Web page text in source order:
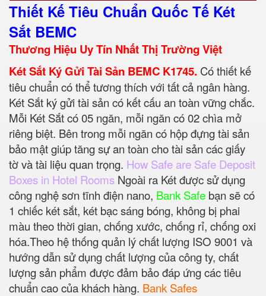
Thiết Kế Tiêu Chuẩn Quốc Tế Két
Sắt BEMC
Thương Hiệu Uy Tín Nhất Thị Trường Việt
Két Sắt Ký Gửi Tài Sản BEMC K1745. Có thiết kế
tiêu chuẩn có thể tương thích với tất cả ngân hàng.
Két Sắt ký gửi tài sản có kết cấu an toàn vững chắc.
Mỗi Két Sắt có 05 ngăn, mỗi ngăn có 02 chìa mở
riêng biệt. Bên trong mỗi ngăn có hộp đựng tài sản
bảo mật giúp tăng sự an toàn cho tài sản các giấy
tờ và tài liệu quan trọng. How Safe are Safe Deposit
Boxes in Hotel Rooms Ngoài ra Két được sử dụng
công nghệ sơn tĩnh điện nano, Bank Safe bạn sẽ có
1 chiếc két sắt, két bạc sáng bóng, không bị phai
màu theo thời gian, chống xước, chống rỉ, chống oxi
hóa.Theo hệ thống quản lý chất lượng ISO 9001 và
hướng dẫn sử dụng chất lượng của công ty, chất
lượng sản phẩm được đảm bảo đáp ứng các tiêu
chuẩn cao của khách hàng. Bank Safes